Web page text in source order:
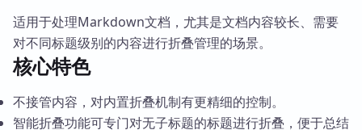
适用于处理Markdown文档，尤其是文档内容较长、需要
对不同标题级别的内容进行折叠管理的场景。
核心特色
不接管内容，对内置折叠机制有更精细的控制。
智能折叠功能可专门对无子标题的标题进行折叠，便于总结